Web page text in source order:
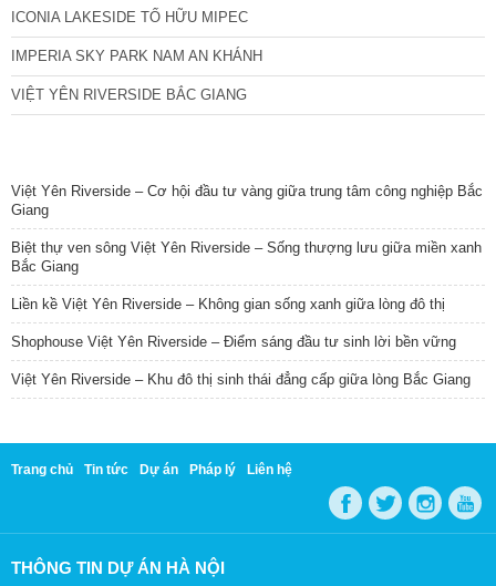
ICONIA LAKESIDE TỐ HỮU MIPEC
IMPERIA SKY PARK NAM AN KHÁNH
VIỆT YÊN RIVERSIDE BẮC GIANG
Việt Yên Riverside – Cơ hội đầu tư vàng giữa trung tâm công nghiệp Bắc
Giang
Biệt thự ven sông Việt Yên Riverside – Sống thượng lưu giữa miền xanh
Bắc Giang
Liền kề Việt Yên Riverside – Không gian sống xanh giữa lòng đô thị
Shophouse Việt Yên Riverside – Điểm sáng đầu tư sinh lời bền vững
Việt Yên Riverside – Khu đô thị sinh thái đẳng cấp giữa lòng Bắc Giang
Trang chủ Tin tức Dự án Pháp lý Liên hệ
THÔNG TIN DỰ ÁN HÀ NỘI